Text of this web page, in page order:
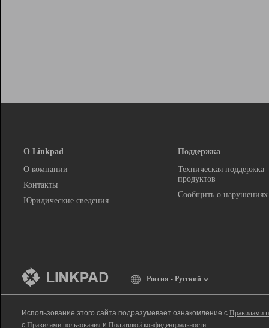
О Linkpad
О компании
Контакты
Юридические сведения
Поддержка
Техническая поддержка
продуктов
Сообщить о нарушениях
Россия - Русский
Использование этого сайта подразумевает ознакомление с Правилами
с Правилами пользования и Политикой конфиденциальности.